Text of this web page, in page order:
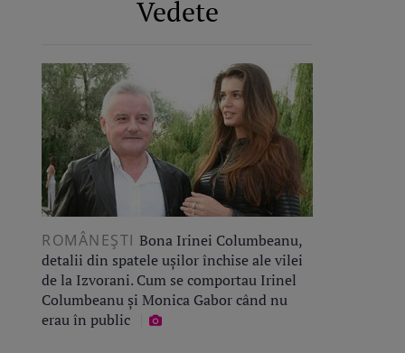
Vedete
ROMÂNEŞTI Bona Irinei Columbeanu,
detalii din spatele ușilor închise ale vilei
de la Izvorani. Cum se comportau Irinel
Columbeanu și Monica Gabor când nu
erau în public